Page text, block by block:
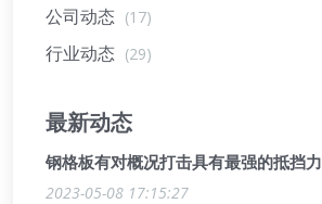
公司动态 (17)
行业动态 (29)
最新动态
钢格板有对概况打击具有最强的抵挡力
2023-05-08 17:15:27